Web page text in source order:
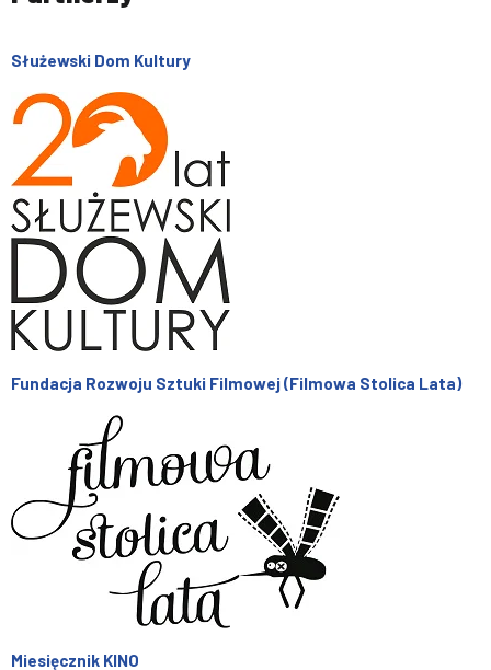
Służewski Dom Kultury
Fundacja Rozwoju Sztuki Filmowej (Filmowa Stolica Lata)
Miesięcznik KINO